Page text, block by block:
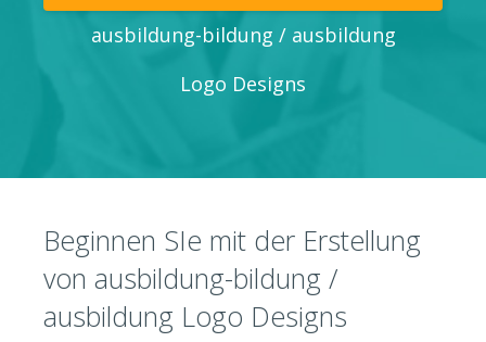
ausbildung-bildung / ausbildung
Logo Designs
Beginnen SIe mit der Erstellung
von ausbildung-bildung /
ausbildung Logo Designs